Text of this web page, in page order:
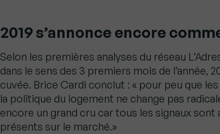
2019 s’annonce encore
Selon les premières analyses du réseau
dans le sens des 3 premiers mois de l’année,
cuvée. Brice Cardi conclut : « pour peu que
la politique du logement ne change pas
encore un grand cru car tous les signaux
présents sur le marché.»